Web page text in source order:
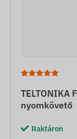
TELTONIKA
nyomkövető
Raktáron